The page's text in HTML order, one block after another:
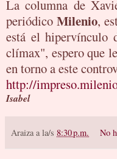
La columna de
periódico Milenio,
está el hipervínculo
clímax", espero que
en torno a este
http://
Isabel
Araiza a la/s 8:30 p.m. No